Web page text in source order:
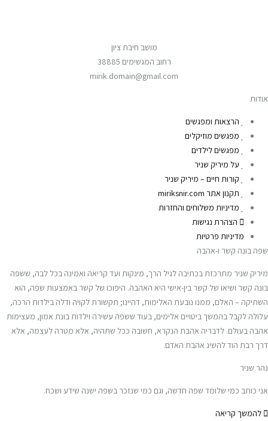
מושב חיבת ציון
רחוב המגשימים 38885
mirik.domain@gmail.com
אודות
הרצאות ומפגשים
מפגשים מוזיקלים
מפגשים לילדים
על מיריק שניר
קורות חיים – מיריק שניר
תקנון אתר miriksnir.com
מדיניות משלוחים והחזרות
הצהרת נגישות
מדיניות פרטיות
שפה בונה קשר ו-אהבה
מיריק שניר מתרכזת בכתיבה לגיל הרך, מינקות ועד קריאה ואמינה בכל לבה, ששפה
בונה קשר ושיאו של קשר בין-אישי היא האהבה. היפוכו של קשר באמצעות שפה, הוא
השתיקה – האלם, ממנו נובעת האלימות, דהיינו; תקשורת לקויה ודלה בילדות הרכה,
עלולה לקבל בהמשך ביטויים אלימים, בעוד ששפה עשירה וילדות בונת אמון, מעצימות
אהבה בעולם. לדבריה אהבת הנקרא, חשובה ככל שתהיה, אלא מטרה לעצמה, אלא
דרך רבת הוד להשיג אהבת האדם.
נהר שניר
אני כותב כמי שלומד שפה חדשה, וגם כמי שנזכר בשפה ישנה שידע ושכח.
להמשך קריאה